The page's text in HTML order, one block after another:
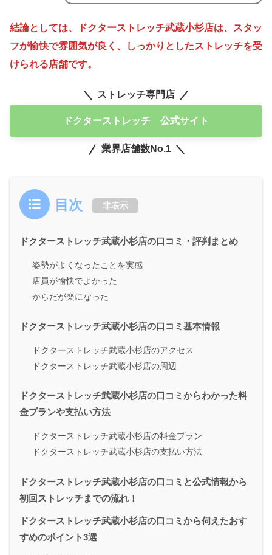
結論としては、ドクターストレッチ武蔵小杉店は、スタッ
フが愉快で雰囲気が良く、しっかりとしたストレッチを受
けられる店舗です。
ストレッチ専門店
ドクターストレッチ 公式サイト
業界店舗数No.1
目次 非表示
ドクターストレッチ武蔵小杉店の口コミ・評判まとめ
姿勢がよくなったことを実感
店員が愉快でよかった
からだが楽になった
ドクターストレッチ武蔵小杉店の口コミ基本情報
ドクターストレッチ武蔵小杉店のアクセス
ドクターストレッチ武蔵小杉店の周辺
ドクターストレッチ武蔵小杉店の口コミからわかった料
金プランや支払い方法
ドクターストレッチ武蔵小杉店の料金プラン
ドクターストレッチ武蔵小杉店の支払い方法
ドクターストレッチ武蔵小杉店の口コミと公式情報から
初回ストレッチまでの流れ！
ドクターストレッチ武蔵小杉店の口コミから伺えたおす
すめのポイント3選